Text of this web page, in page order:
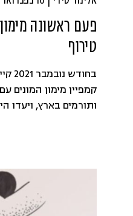
פעם ראשונה
טירוף
קמפיין מימון המונים
ותורמים בארץ, ויעדו